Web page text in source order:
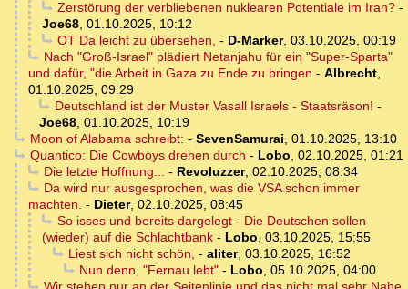
Zerstörung der verbliebenen nuklearen Potentiale im Iran?-
Joe68, 01.10.2025, 10:12
OT Da leicht zu übersehen, - D-Marker, 03.10.2025, 00:19
Nach "Groß-Israel" plädiert Netanjahu für ein "Super-Sparta"
und dafür, "die Arbeit in Gaza zu Ende zu bringen - Albrecht,
01.10.2025, 09:29
Deutschland ist der Muster Vasall Israels - Staatsräson! -
Joe68, 01.10.2025, 10:19
Moon of Alabama schreibt: - SevenSamurai, 01.10.2025, 13:10
Quantico: Die Cowboys drehen durch - Lobo, 02.10.2025, 01:21
Die letzte Hoffnung... - Revoluzzer, 02.10.2025, 08:34
Da wird nur ausgesprochen, was die VSA schon immer
machten. - Dieter, 02.10.2025, 08:45
So isses und bereits dargelegt - Die Deutschen sollen
(wieder) auf die Schlachtbank - Lobo, 03.10.2025, 15:55
Liest sich nicht schön, - aliter, 03.10.2025, 16:52
Nun denn, "Fernau lebt"- Lobo, 05.10.2025, 04:00